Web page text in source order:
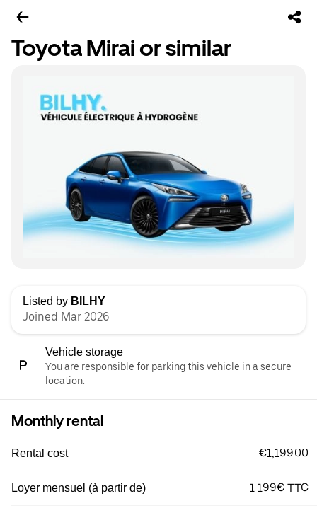
Toyota Mirai or similar
Listed by BILHY
Joined Mar 2026
Vehicle storage
You are responsible for parking this vehicle in a secure
location.
Monthly rental
Rental cost €1,199.00
Loyer mensuel (à partir de) 1 199€ TTC